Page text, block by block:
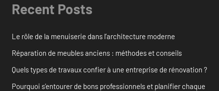
Recent Posts
Le rôle de la menuiserie dans l’architecture moderne
Réparation de meubles anciens : méthodes et conseils
Quels types de travaux confier à une entreprise de rénovation ?
Pourquoi s’entourer de bons professionnels et planifier chaque